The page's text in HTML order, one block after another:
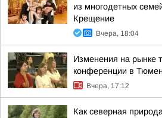
из многодетных
Крещение
Вчера, 18:04
Изменения на рынке
конференции в
Вчера, 17:12
Как северная